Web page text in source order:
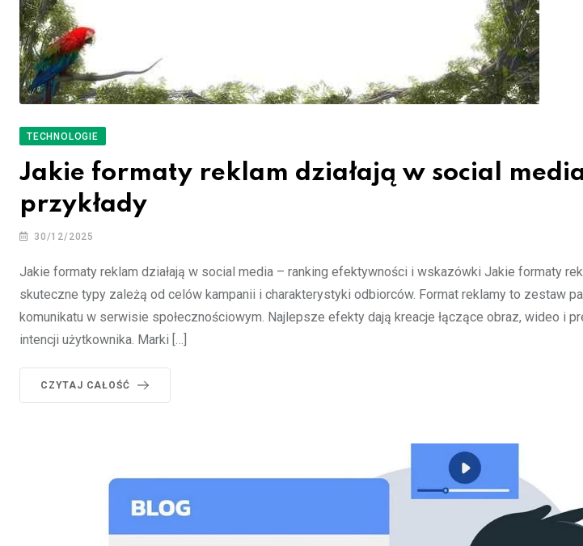
TECHNOLOGIE
Jakie formaty reklam działają w social
przykłady
30/12/2025
Jakie formaty reklam działają w social media – ranking efektywności i wskazówki Jakie formaty
skuteczne typy zależą od celów kampanii i charakterystyki odbiorców. Format reklamy to zestaw
komunikatu w serwisie społecznościowym. Najlepsze efekty dają kreacje łączące obraz, wideo i
intencji użytkownika. Marki […]
CZYTAJ CAŁOŚĆ